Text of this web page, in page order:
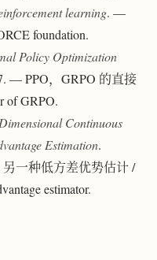
learning. —
foundation.
Policy Optimization
— PPO，GRPO 的直接
of GRPO.
Continuous
Estimation.
一种低方差优势估计 /
estimator.